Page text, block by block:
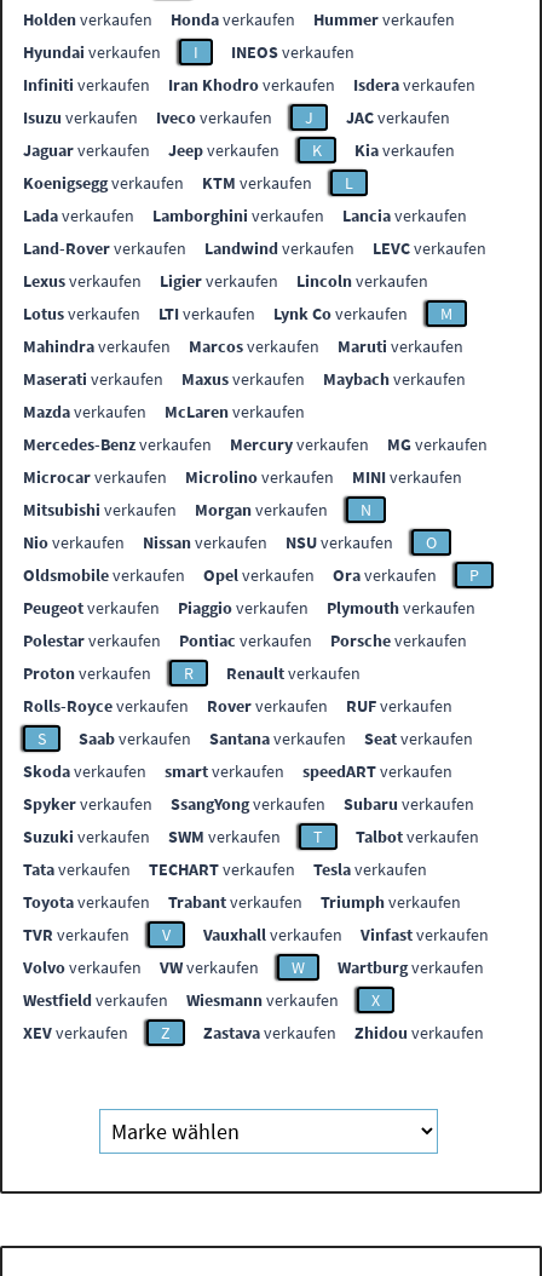
Holdenverkaufen Hondaverkaufen Hummerverkaufen
Hyundai verkaufen I INEOSverkaufen
Infiniti verkaufen Iran Khodroverkaufen Isderaverkaufen
Isuzu verkaufen Ivecoverkaufen J JACverkaufen
Jaguarverkaufen Jeepverkaufen K Kiaverkaufen
Koenigseggverkaufen KTM verkaufen
L
Ladaverkaufen Lamborghini verkaufen Lanciaverkaufen
Land-Roververkaufen Landwindverkaufen LEVCverkaufen
Lexusverkaufen Ligierverkaufen Lincolnverkaufen
Lotusverkaufen LTIverkaufen Lynk Coverkaufen
M
Mahindraverkaufen Marcosverkaufen Maruti verkaufen
Maserati verkaufen Maxusverkaufen Maybachverkaufen
Mazdaverkaufen McLarenverkaufen
Mercedes-Benzverkaufen Mercuryverkaufen MGverkaufen
Microcarverkaufen Microlinoverkaufen MINIverkaufen
Mitsubishi verkaufen Morganverkaufen
N
Nioverkaufen Nissanverkaufen NSUverkaufen
O
Oldsmobileverkaufen Opelverkaufen Oraverkaufen
P
Peugeotverkaufen Piaggioverkaufen Plymouthverkaufen
Polestarverkaufen Pontiac verkaufen Porscheverkaufen
Protonverkaufen R Renaultverkaufen
Rolls-Royceverkaufen Roververkaufen RUFverkaufen
S
Saabverkaufen Santanaverkaufen Seatverkaufen
Skodaverkaufen smartverkaufen speedARTverkaufen
Spykerverkaufen SsangYongverkaufen Subaru verkaufen
Suzuki verkaufen SWM verkaufen T Talbotverkaufen
Tataverkaufen TECHARTverkaufen Teslaverkaufen
Toyotaverkaufen Trabantverkaufen Triumphverkaufen
TVR verkaufen V Vauxhallverkaufen Vinfastverkaufen
Volvoverkaufen VWverkaufen W Wartburgverkaufen
Westfieldverkaufen Wiesmannverkaufen
X
XEVverkaufen Z Zastavaverkaufen Zhidou verkaufen